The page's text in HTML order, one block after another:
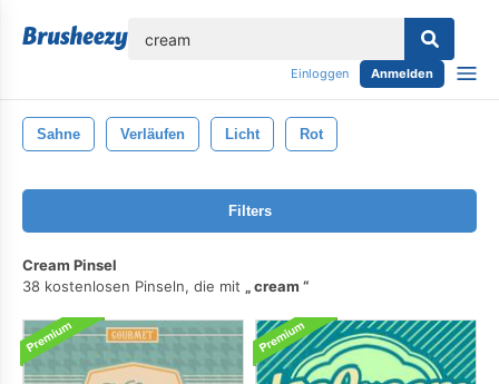
Einloggen Anmelden
Sahne Verläufen Licht Rot
Filters
Cream Pinsel
38 kostenlosen Pinseln, die mit
cream